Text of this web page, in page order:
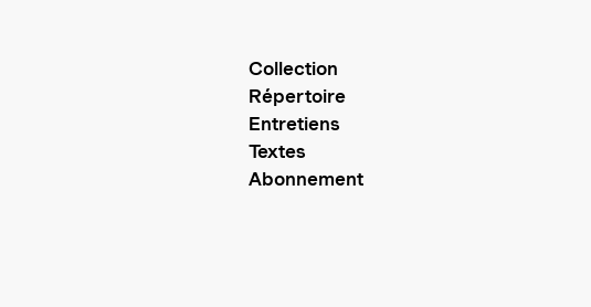
Collection
Répertoire
Entretiens
Textes
Abonnement